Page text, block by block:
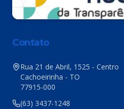
Contato
Rua 21 de Abril, 1525 - Centro
Cachoeirinha - TO
77915-000
(63) 3437-1248